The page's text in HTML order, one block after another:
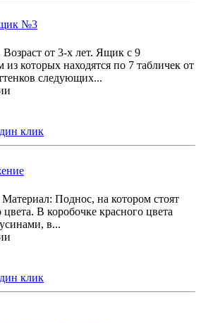
№3
от 3-х лет. Ящик с 9
которых находятся по 7 табличек от
следующих...
клик
Поднос, на котором стоят
В коробочке красного цвета
в...
клик